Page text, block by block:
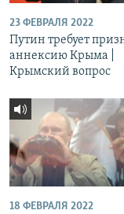
23 ФЕВРАЛЯ 2022
Путин требует
аннексию Крыма |
Крымский вопрос
18 ФЕВРАЛЯ 2022